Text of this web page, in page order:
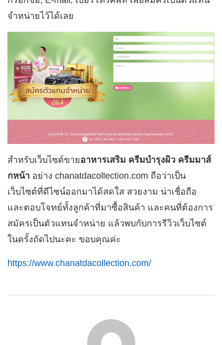
จำหน่ายไว้ได้เลย
สำหรับเว็บไซต์ขายอาหารเสริม ครีมบำรุงผิว ครีมมาส์
กหน้า อย่าง chanatdacollection.com ถือว่าเป็น
เว็บไซต์ที่ดีไซน์ออกมาได้สดใส สวยงาม น่าเชื่อถือ
และตอบโจทย์ทั้งลูกค้าที่มาซื้อสินค้า และคนที่ต้องการ
สมัครเป็นตัวแทนจำหน่าย แล้วพบกับการรีวิวเว็บไซต์
ในครั้งถัดไปนะคะ ขอบคุณค่ะ
https://www.chanatdacollection.com/